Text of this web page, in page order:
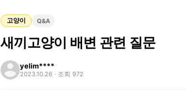
고양이 Q&A
새끼고양이 배변 관련 질문
yelim****
2023.10.26 · 조회 972